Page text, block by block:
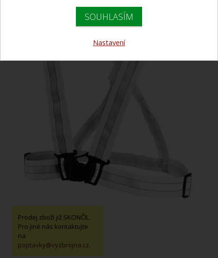
Prodej zboží již SKONČIL.
Pro jiné nás kontaktujte
na
poptavky@vyzbrojna.cz.
SOUHLASÍM
Nastavení